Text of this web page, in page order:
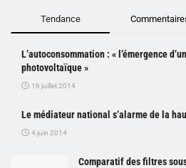
Tendance
L’autoconsommation : « l’émergence
photovoltaïque »
16 juillet 2014
Le médiateur national s’alarme de la
4 juin 2014
Comparatif des filtres